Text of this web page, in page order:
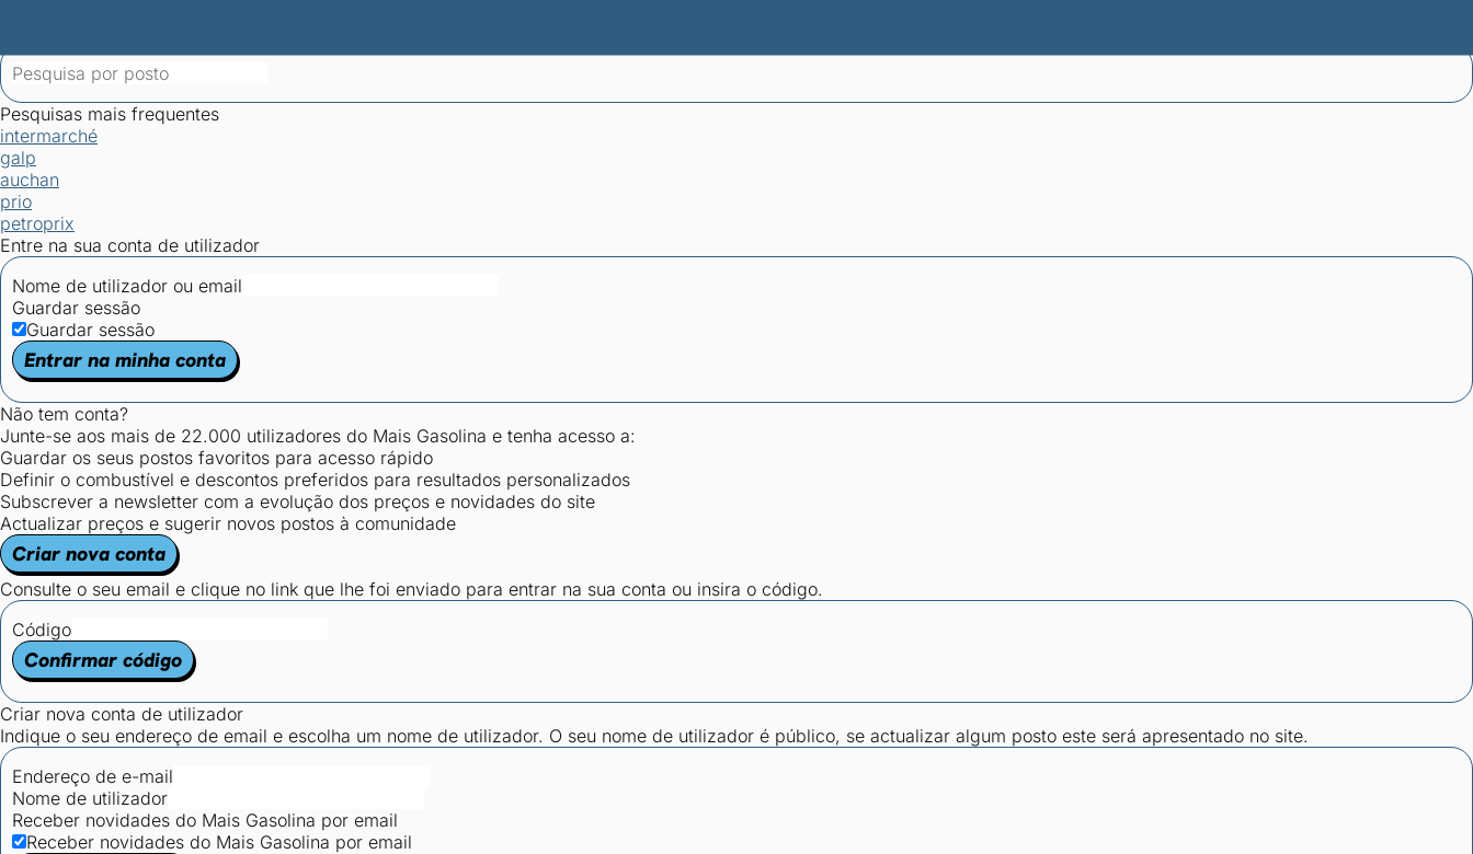
Pesquisas mais frequentes
intermarché
galp
auchan
prio
petroprix
Entre na sua conta de utilizador
Nome de utilizador ou email
Guardar sessão
Guardar sessão
Entrar na minha conta
Não tem conta?
Junte-se aos mais de 22.000 utilizadores do Mais Gasolina e tenha acesso a:
Guardar os seus postos favoritos para acesso rápido
Definir o combustível e descontos preferidos para resultados personalizados
Subscrever a newsletter com a evolução dos preços e novidades do site
Actualizar preços e sugerir novos postos à comunidade
Criar nova conta
Consulte o seu email e clique no link que lhe foi enviado para entrar na sua conta ou insira o código.
Código
Confirmar código
Criar nova conta de utilizador
Indique o seu endereço de email e escolha um nome de utilizador. O seu nome de utilizador é público, se actualizar algum posto este será apresentado no site.
Endereço de e-mail
Nome de utilizador
Receber novidades do Mais Gasolina por email
Receber novidades do Mais Gasolina por email